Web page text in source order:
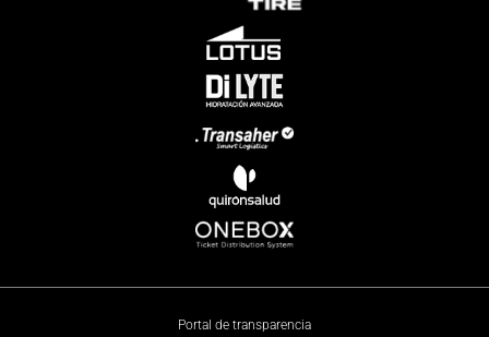
Portal de transparencia